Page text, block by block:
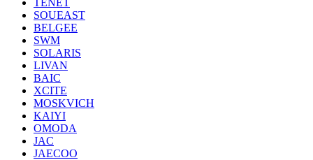
TENET
SOUEAST
BELGEE
SWM
SOLARIS
LIVAN
BAIC
XCITE
MOSKVICH
KAIYI
OMODA
JAC
JAECOO